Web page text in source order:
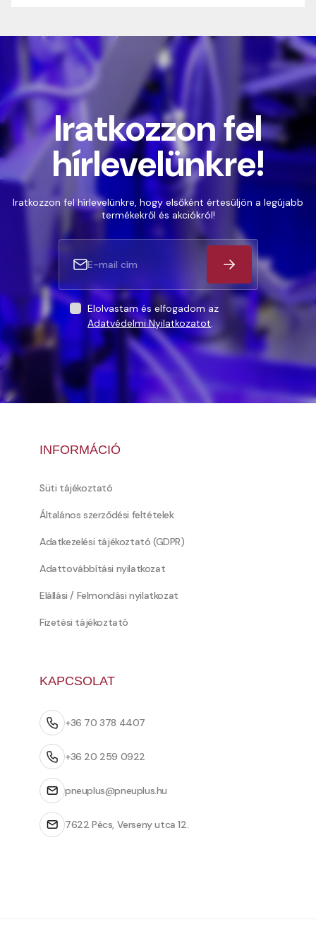
Iratkozzon fel
hírlevelünkre!
Iratkozzon fel hírlevelünkre, hogy elsőként értesüljön a legújabb
termékekről és akciókról!
Elolvastam és elfogadom az
Adatvédelmi Nyilatkozatot.
INFORMÁCIÓ
Süti tájékoztató
Általános szerződési feltételek
Adatkezelési tájékoztató (GDPR)
Adattovábbítási nyilatkozat
Elállási / Felmondási nyilatkozat
Fizetési tájékoztató
KAPCSOLAT
+36 70 378 4407
+36 20 259 0922
pneuplus@pneuplus.hu
7622 Pécs, Verseny utca 12.